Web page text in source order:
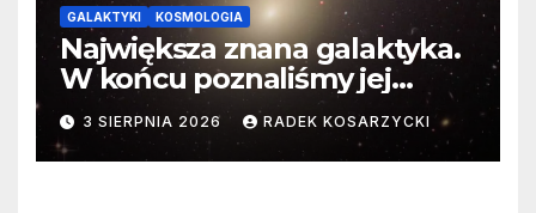
GALAKTYKI KOSMOLOGIA
Największa znana galaktyka.
W końcu poznaliśmy jej
faktyczne wymiary
3 SIERPNIA 2026 RADEK KOSARZYCKI